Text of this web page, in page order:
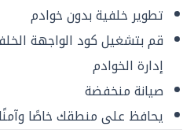
تطوير خلفية بدون خوادم
قم بتشغيل كود الواجهة
إدارة الخوادم
صيانة منخفضة
يحافظ على منطقك خاصًا وآمنًا